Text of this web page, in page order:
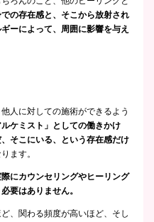
の存在感と、そこから放射され
ーによって、周囲に影響を与え
人に対しての施術ができるよう
ルケミスト」としての働きかけ
そこにいる、という存在感だけ
ます。
にカウンセリングやヒーリング
要はありません。
、関わる頻度が高いほど、そし